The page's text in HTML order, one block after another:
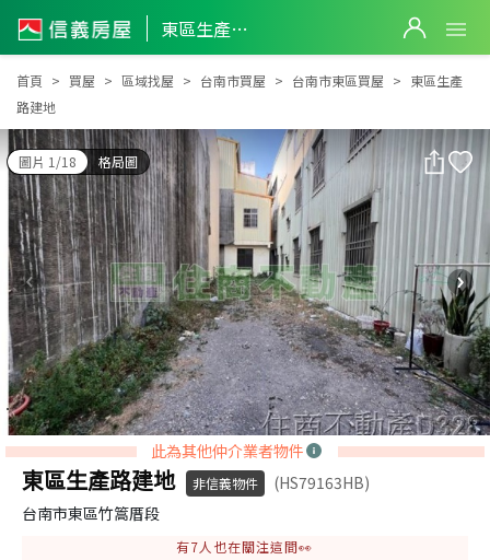
東區生產路建地
東區生產路建地
首頁 買屋 區域找屋 台南市買屋 台南市東區買屋
東區生產
路建地
圖片 1/18 格局圖
此為其他仲介業者物件
東區生產路建地 非信義物件
(HS79163HB)
台南市東區竹篙厝段
有7人也在關注這間👀